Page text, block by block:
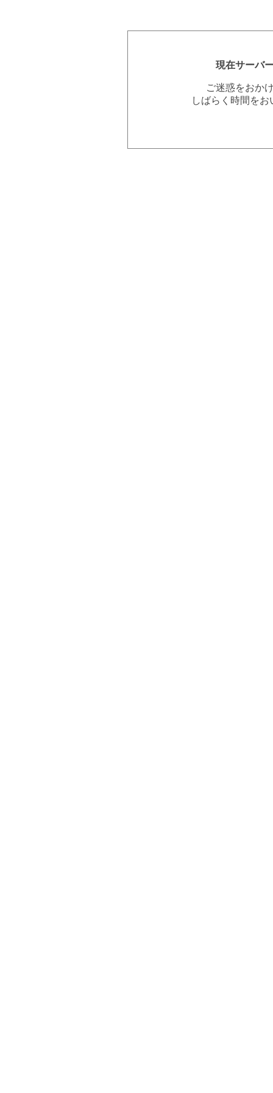
現在サーバ
ご迷惑をおか
しばらく時間を